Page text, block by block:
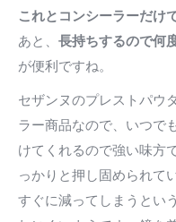
これとコンシーラーだけ
あと、 長持ちするので何
が便利ですね。
セザンヌのプレストパウ
ラー商品なので、いつで
けてくれるので強い味方
っかりと押し固められて
すぐに減ってしまうとい